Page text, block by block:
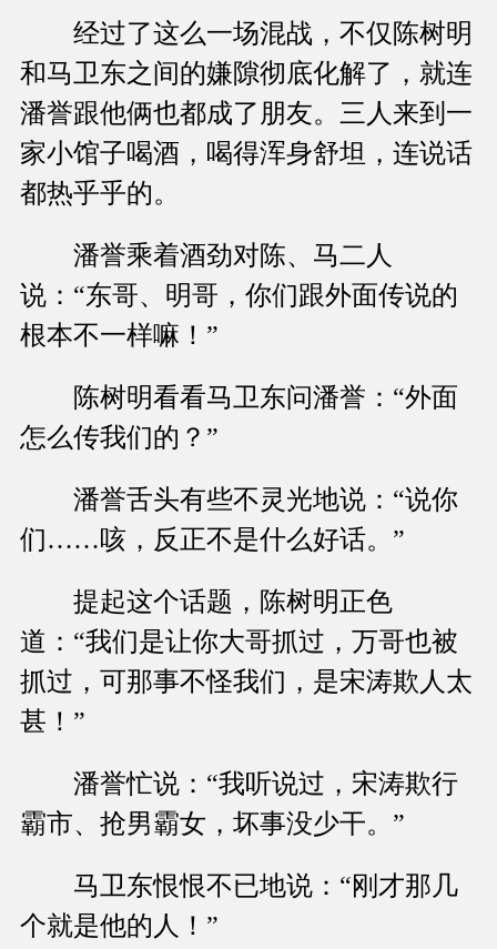
经过了这么一场混战，不仅陈树明
和马卫东之间的嫌隙彻底化解了，就连
潘誉跟他俩也都成了朋友。三人来到一
家小馆子喝酒，喝得浑身舒坦，连说话
都热乎乎的。
潘誉乘着酒劲对陈、马二人
说：“东哥、明哥，你们跟外面传说的
根本不一样嘛！”
陈树明看看马卫东问潘誉：“外面
怎么传我们的？”
潘誉舌头有些不灵光地说：“说你
们……咳，反正不是什么好话。”
提起这个话题，陈树明正色
道：“我们是让你大哥抓过，万哥也被
抓过，可那事不怪我们，是宋涛欺人太
甚！”
潘誉忙说：“我听说过，宋涛欺行
霸市、抢男霸女，坏事没少干。”
马卫东恨恨不已地说：“刚才那几
个就是他的人！”